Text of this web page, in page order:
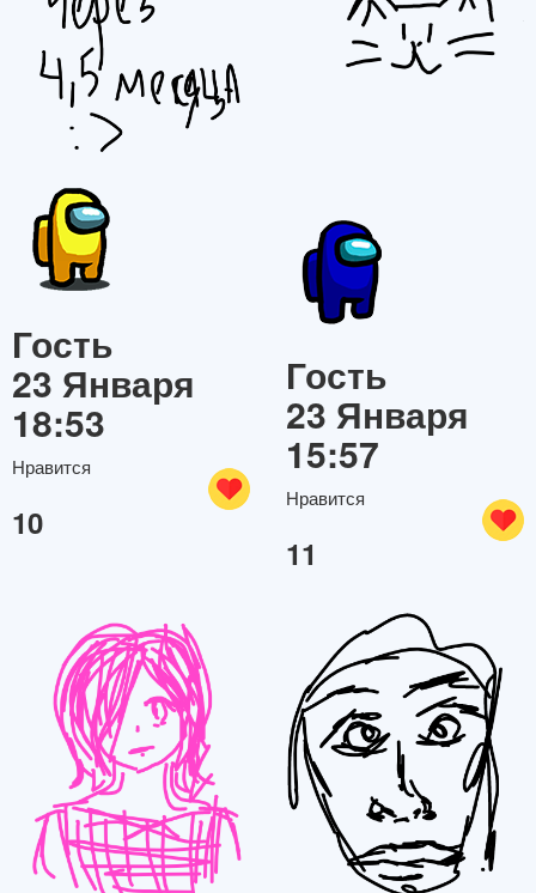
Гость
23 Января
18:53
Нравится
10
Гость
23 Января
15:57
Нравится
11